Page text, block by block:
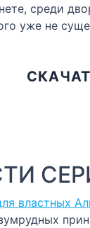
среди
уже не
властных